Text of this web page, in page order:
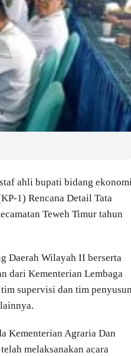
ahli bupati bidang
1) Rencana Detail Tata
Teweh Timur tahun
Daerah Wilayah II berserta
dari Kementerian Lembaga
supervisi dan tim
Kementerian Agraria Dan
melaksanakan acara